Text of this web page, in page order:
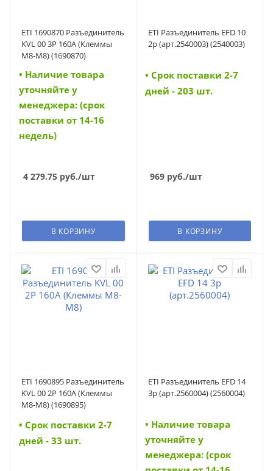
ETI 1690870 Разъединитель
KVL 00 3P 160A (Клеммы
M8-M8) (1690870)
• Наличие товара
уточняйте у
менеджера: (срок
поставки от 14-16
недель)
4 279.75 руб./шт
В КОРЗИНУ
ETI Разъединитель EFD 10
2p (арт.2540003) (2540003)
• Cрок поставки 2-7
дней - 203 шт.
969руб./шт
В КОРЗИНУ
ETI 1690895 Разъединитель
KVL 00 2P 160A (Клеммы
M8-M8) (1690895)
• Cрок поставки 2-7
дней - 33 шт.
ETI Разъединитель EFD 14
3p (арт.2560004) (2560004)
• Наличие товара
уточняйте у
менеджера: (срок